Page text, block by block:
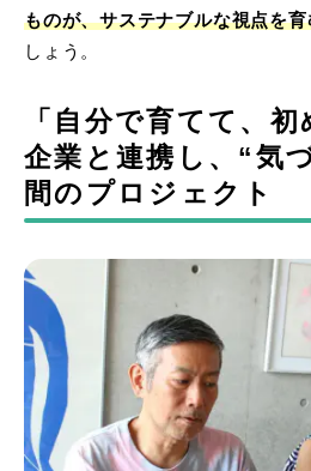
ものが、サステナブルな視点を
しょう。
「自分で育てて、初
企業と連携し、“気
間のプロジェクト